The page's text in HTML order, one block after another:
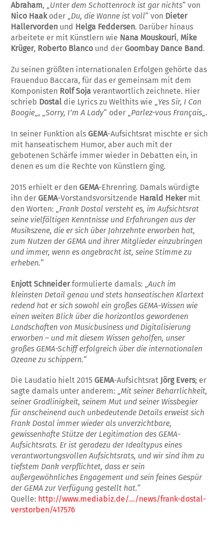
Abraham, „Unter dem Schottenrock ist gar nichts“ von
Nico Haakoder „Du, die Wanne ist voll“ von Dieter
Hallervorden und Helga Feddersen. Darüber hinaus
arbeitete er mit Künstlern wie Nana Mouskouri, Mike
Krüger, Roberto Blanco und der Goombay Dance Band .
Zu seinen größten internationalen Erfolgen gehörte das
Frauenduo Baccara, für das er gemeinsam mit dem
Komponisten Rolf Soja verantwortlich zeichnete. Hier
schrieb Dostal die Lyrics zu Welthits wie „Yes Sir, I Can
Boogie„, „Sorry, I’m A Lady“ oder „Parlez-vous Français„.
In seiner Funktion als GEMA-Aufsichtsrat mischte er sich
mit hanseatischem Humor, aber auch mit der
gebotenen Schärfe immer wieder in Debatten ein, in
denen es um die Rechte von Künstlern ging.
2015 erhielt er den GEMA-Ehrenring. Damals würdigte
ihn der GEMA-Vorstandsvorsitzende Harald Hekermit
den Worten: „ Frank Dostal versteht es, im Aufsichtsrat
seine vielfältigen Kenntnisse und Erfahrungen aus der
Musikszene, die er sich über Jahrzehnte erworben hat,
zum Nutzen der GEMA und ihrer Mitglieder einzubringen
und immer, wenn es angebracht ist, seine Stimme zu
erheben.“
Enjott Schneiderformulierte damals: „Auch im
kleinsten Detail genau und stets hanseatischen Klartext
redend hat er sich sowohl ein großes GEMA-Wissen wie
einen weiten Blick über die horizontlos gewordenen
Landschaften von Musicbusiness und Digitalisierung
erworben – und mit diesem Wissen geholfen, unser
großes GEMA-Schiff erfolgreich über die internationalen
Ozeane zu schippern.“
Die Laudatio hielt 2015 GEMA-Aufsichtsrat Jörg Evers; er
sagte damals unter anderem: „Mit seiner Beharrlichkeit,
seiner Gradlinigkeit, seinem Mut und seiner Wissbegier
für anscheinend auch unbedeutende Details erweist sich
Frank Dostal immer wieder als unverzichtbare,
gewissenhafte Stütze der Legitimation des GEMA-
Aufsichtsrats. Er ist geradezu der Idealtypus eines
verantwortungsvollen Aufsichtsrats, und wir sind ihm zu
tiefstem Dank verpflichtet, dass er sein
außergewöhnliches Engagement und sein feines Gespür
der GEMA zur Verfügung gestellt hat.“
Quelle: http://www.mediabiz.de/…/news/frank-dostal-
verstorben/417576